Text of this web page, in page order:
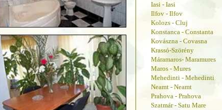
Iasi - Iasi
Ilfov - Ilfov
Kolozs - Cluj
Konstanca - Constanta
Kovászna - Covasna
Krassó-Szörény
Máramaros- Maramures
Maros - Mures
Mehedinti - Mehedinti
Neamt - Neamt
Prahova - Prahova
Szatmár - Satu Mare